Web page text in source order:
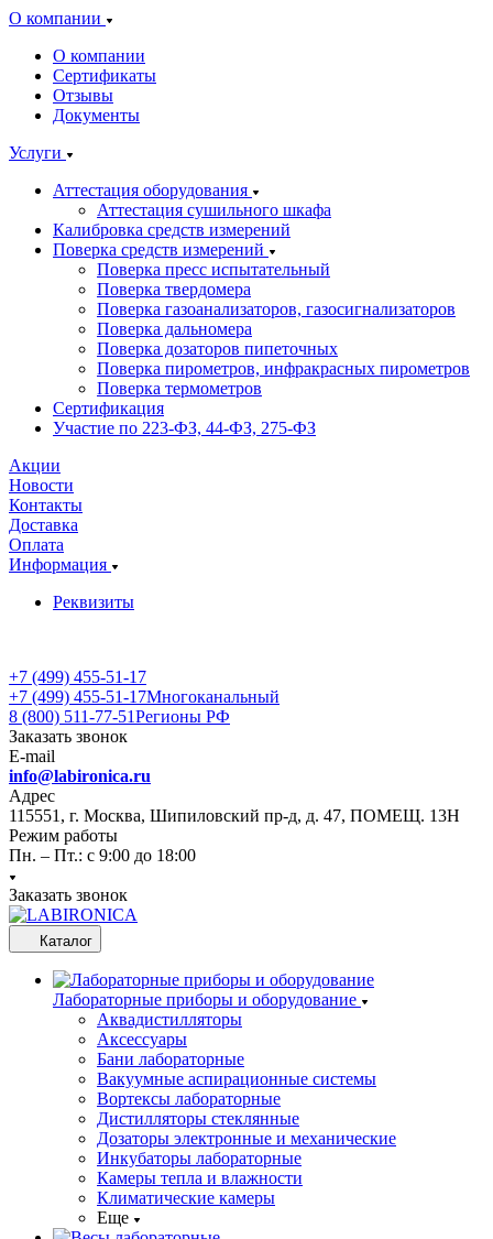
О компании
О компании
Сертификаты
Отзывы
Документы
Услуги
Аттестация оборудования
Аттестация сушильного шкафа
Калибровка средств измерений
Поверка средств измерений
Поверка пресс испытательный
Поверка твердомера
Поверка газоанализаторов, газосигнализаторов
Поверка дальномера
Поверка дозаторов пипеточных
Поверка пирометров, инфракрасных пирометров
Поверка термометров
Сертификация
Участие по 223-ФЗ, 44-ФЗ, 275-ФЗ
Акции
Новости
Контакты
Доставка
Оплата
Информация
Реквизиты
+7 (499) 455-51-17
+7 (499) 455-51-17Многоканальный
8 (800) 511-77-51Регионы РФ
Заказать звонок
E-mail
info@labironica.ru
Адрес
115551, г. Москва, Шипиловский пр-д, д. 47, ПОМЕЩ. 13Н
Режим работы
Пн. – Пт.: с 9:00 до 18:00
Заказать звонок
Каталог
Лабораторные приборы и оборудование
Аквадистилляторы
Аксессуары
Бани лабораторные
Вакуумные аспирационные системы
Вортексы лабораторные
Дистилляторы стеклянные
Дозаторы электронные и механические
Инкубаторы лабораторные
Камеры тепла и влажности
Климатические камеры
Еще